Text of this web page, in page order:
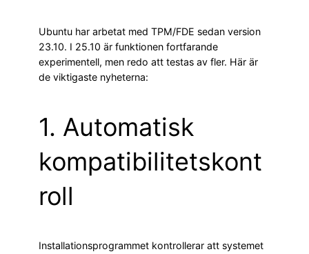
Ubuntu har arbetat med TPM/FDE sedan version
23.10. I 25.10 är funktionen fortfarande
experimentell, men redo att testas av fler. Här är
de viktigaste nyheterna:
1. Automatisk
kompatibilitetskont
roll
Installationsprogrammet kontrollerar att systemet